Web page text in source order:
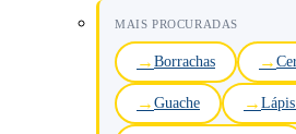
MAIS PROCURADAS
Borrachas
Guache